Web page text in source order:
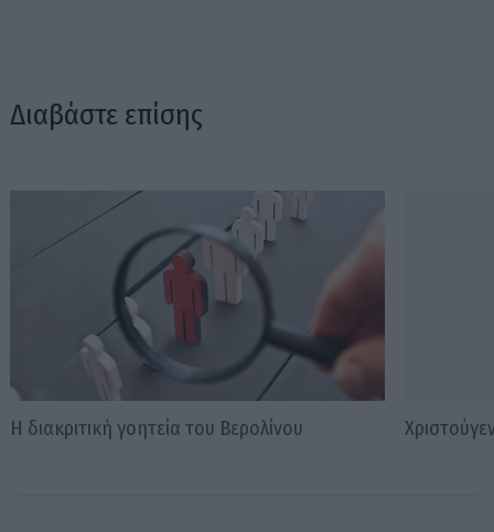
Διαβάστε επίσης
Η διακριτική γοητεία του Βερολίνου